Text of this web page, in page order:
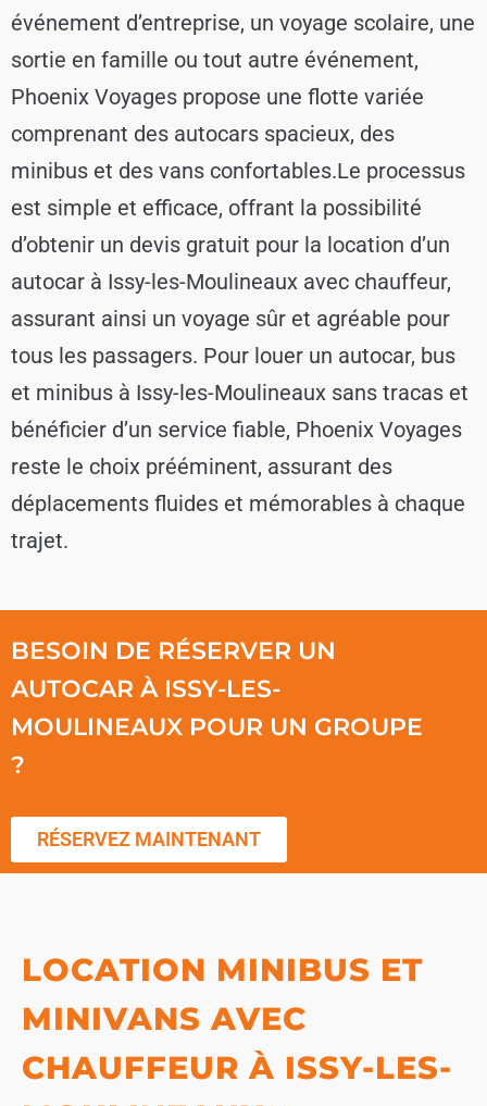
événement d’entreprise, un voyage scolaire, une
sortie en famille ou tout autre événement,
Phoenix Voyages propose une flotte variée
comprenant des autocars spacieux, des
minibus et des vans confortables.Le processus
est simple et efficace, offrant la possibilité
d’obtenir un devis gratuit pour la location d’un
autocar à Issy-les-Moulineaux avec chauffeur,
assurant ainsi un voyage sûr et agréable pour
tous les passagers. Pour louer un autocar, bus
et minibus à Issy-les-Moulineaux sans tracas et
bénéficier d’un service fiable, Phoenix Voyages
reste le choix prééminent, assurant des
déplacements fluides et mémorables à chaque
trajet.
BESOIN DE RÉSERVER UN
AUTOCAR À ISSY-LES-
MOULINEAUX POUR UN GROUPE
?
RÉSERVEZ MAINTENANT
LOCATION MINIBUS ET
MINIVANS AVEC
CHAUFFEUR À ISSY-LES-